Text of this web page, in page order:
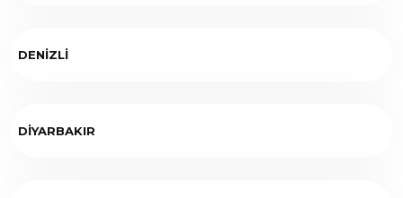
DENİZLİ
DİYARBAKIR